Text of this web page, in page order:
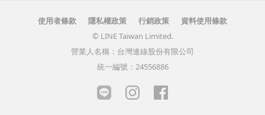
使用者條款 隱私權政策 行銷政策
資料使用條款
© LINE Taiwan Limited.
營業人名稱：台灣連線股份有限公司
統一編號：24556886